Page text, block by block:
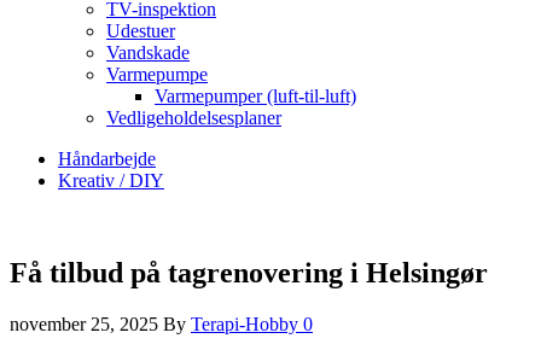
TV-inspektion
Udestuer
Vandskade
Varmepumpe
Varmepumper (luft-til-luft)
Vedligeholdelsesplaner
Håndarbejde
Kreativ / DIY
Få tilbud på tagrenovering i Helsingør
november 25, 2025 By Terapi-Hobby 0